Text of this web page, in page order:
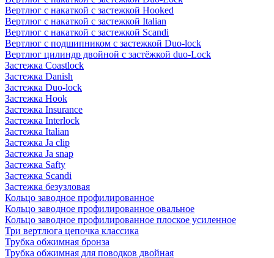
Вертлюг с накаткой с застежкой Hooked
Вертлюг с накаткой с застежкой Italian
Вертлюг с накаткой с застежкой Scandi
Вертлюг с подшипником с застежкой Duo-lock
Вертлюг цилиндр двойной с застёжкой duo-Lock
Застежка Coastlock
Застежка Danish
Застежка Duo-lock
Застежка Hook
Застежка Insurance
Застежка Interlock
Застежка Italian
Застежка Ja clip
Застежка Ja snap
Застежка Safty
Застежка Scandi
Застежка безузловая
Кольцо заводное профилированное
Кольцо заводное профилированное овальное
Кольцо заводное профилированное плоское усиленное
Три вертлюга цепочка классика
Трубка обжимная бронза
Трубка обжимная для поводков двойная